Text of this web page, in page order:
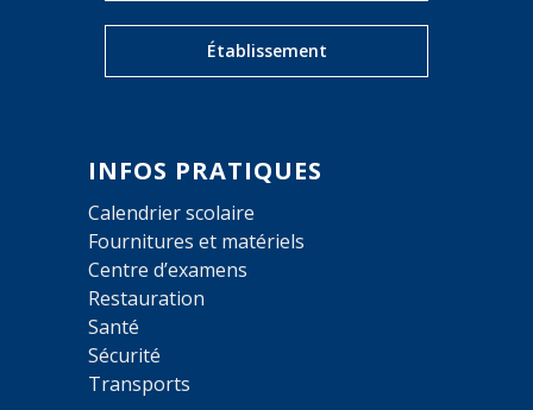
Établissement
INFOS PRATIQUES
Calendrier scolaire
Fournitures et matériels
Centre d’examens
Restauration
Santé
Sécurité
Transports